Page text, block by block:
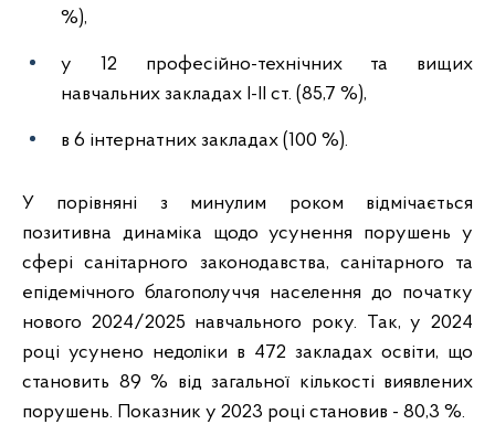
%),
у 12 професійно-технічних та вищих
навчальних закладах І-ІІ ст. (85,7 %),
в 6 інтернатних закладах (100 %).
У порівняні з минулим роком відмічається
позитивна динаміка щодо усунення порушень у
сфері санітарного законодавства, санітарного та
епідемічного благополуччя населення до початку
нового 2024/2025 навчального року. Так, у 2024
році усунено недоліки в 472 закладах освіти, що
становить 89 % від загальної кількості виявлених
порушень. Показник у 2023 році становив - 80,3 %.